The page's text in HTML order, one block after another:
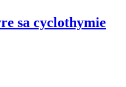
sa cyclothymie